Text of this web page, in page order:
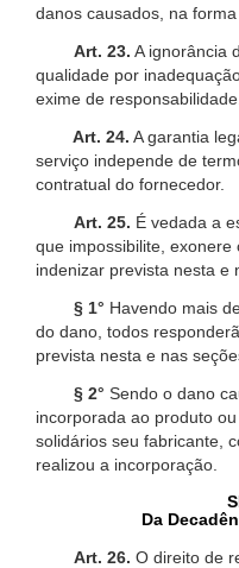
danos causados, na
Art. 23. A ignorância
qualidade por
exime de responsabilidade.
Art. 24. A garantia
serviço independe de
contratual do fornecedor.
Art. 25. É vedada a
que impossibilite,
indenizar prevista nesta e
§ 1° Havendo mais
do dano, todos
prevista nesta e nas
§ 2° Sendo o dano
incorporada ao produto
solidários seu fabricante,
realizou a incorporação.
Da
Art. 26. O direito de